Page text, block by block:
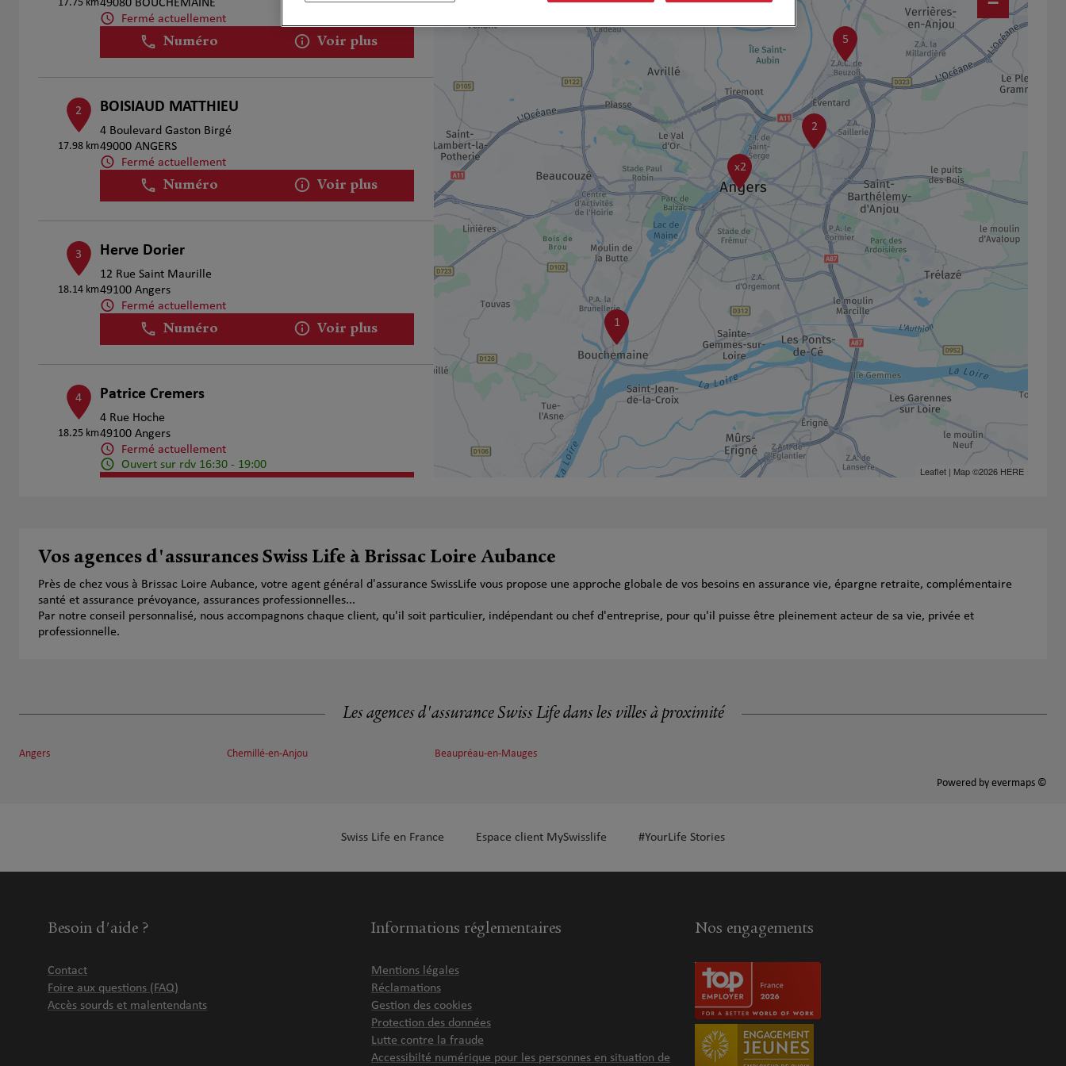
17.75 km49080 BOUCHEMAINE
Fermé actuellement
Numéro Voir plus
2
17.98 km
BOISIAUD MATTHIEU
4 Boulevard Gaston Birgé
49000 ANGERS
Fermé actuellement
Numéro Voir plus
3
18.14 km
Herve Dorier
12 Rue Saint Maurille
49100 Angers
Fermé actuellement
Numéro Voir plus
4
18.25 km
Patrice Cremers
4 Rue Hoche
49100 Angers
Fermé actuellement
Ouvert sur rdv 16:30 - 19:00
5
20.12 km
Cathy JACQUET
8 Boulevard de l'Épervière
49000 Écouflant
Fermé actuellement
1
5
2
x2
Leaflet| Map ©2026 HERE
Vos agences d'assurances Swiss Life à Brissac Loire Aubance
Près de chez vous à Brissac Loire Aubance, votre agent général d'assurance SwissLife vous propose une approche globale de vos besoins en assurance vie, épargne retraite, complémentaire
santé et assurance prévoyance, assurances professionnelles...
Par notre conseil personnalisé, nous accompagnons chaque client, qu'il soit particulier, indépendant ou chef d'entreprise, pour qu'il puisse être pleinement acteur de sa vie, privée et
professionnelle.
Les agences d'assurance Swiss Life dans les villes à proximité
Angers Chemillé-en-Anjou Beaupréau-en-Mauges
Powered by evermaps ©
Swiss Life en France Espace client MySwisslife #YourLife Stories
Besoin d'aide ?
Contact
Foire aux questions (FAQ)
Accès sourds et malentendants
Informations réglementaires
Mentions légales
Réclamations
Gestion des cookies
Protection des données
Lutte contre la fraude
Accessibilté numérique pour les personnes en situation de
Nos engagements